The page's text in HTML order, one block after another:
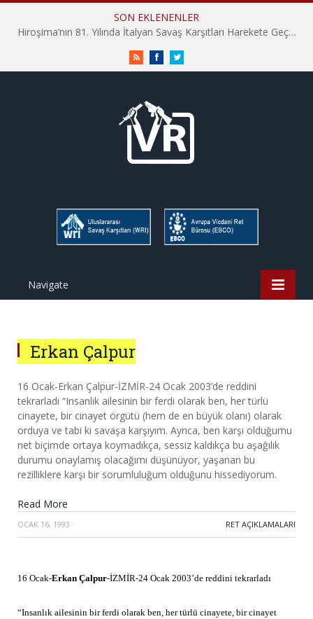
SON EKLENENLER
Hiroşima’nın 81. Yılında İtalyan Savaş Karşıtları Harekete Geçti: “Hatırlamak yeterli değil”
RSS FacebookTwitter
Navigate
Erkan Çalpur
16 Ocak-Erkan Çalpur-İZMİR-24 Ocak 2003’de reddini
tekrarladı “Insanlık ailesinin bir ferdi olarak ben, her türlü
cinayete, bir cinayet örgütü (hem de en büyük olanı) olarak
orduya ve tabi ki savaşa karşıyım. Ayrıca, ben karşı olduğumu
net biçimde ortaya koymadıkça, sessiz kaldıkça bu aşağılık
durumu onaylamış olacağımı düşünüyor, yaşanan bu
rezilliklere karşı bir sorumluluğum olduğunu hissediyorum.
Read More
OCAK 16, 1993 · RET AÇIKLAMALARI
16 Ocak-Erkan Çalpur-İZMİR-24 Ocak 2003’de reddini tekrarladı
“Insanlık ailesinin bir ferdi olarak ben, her türlü cinayete, bir cinayet